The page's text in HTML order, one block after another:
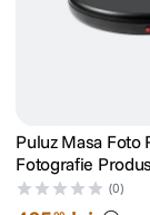
Puluz Masa Foto
Fotografie
(0)